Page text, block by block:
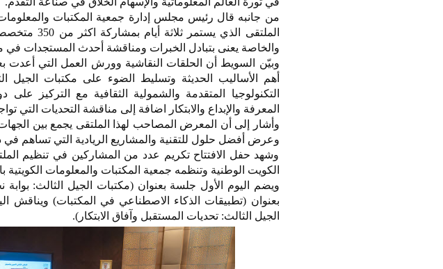
من جانبه قال رئيس مجلس إدارة جمعية المكتبات والمعلومات
الملتقى الذي
والخاصة يعنى بتبادل الخبرات ومناقشة أحدث المستجدات في
وبيّن السويط أن الحلقات النقاشية وورش العمل التي أعدت
أهم الأساليب الحديثة وتسليط الضوء على مكتبات
التكنولوجيا المتقدمة والشمولية الثقافية مع التركيز
المعرفة والإبداع والابتكار اضافة إلى مناقشة التحديات التي
وأشار إلى أن المعرض المصاحب لهذا الملتقى يجمع بين
وعرض أفضل حلول للتقنية والمشاريع الريادية التي تساهم
وشهد حفل الافتتاح تكريم عدد من المشاركين في تنظيم
الكويت الوطنية وتنظمه جمعية المكتبات والمعلومات الكويتية
ويضم اليوم الأول جلسة بعنوان (مكتبات الجيل الثالث: بوابة
بعنوان (تطبيقات الذكاء الاصطناعي في المكتبات) ويناقش
الجيل الثالث: تحديات المستقبل وآفاق الابتكار).